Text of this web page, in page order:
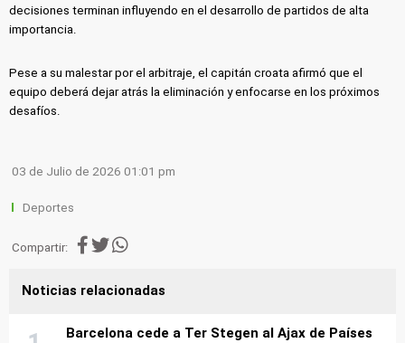
decisiones terminan influyendo en el desarrollo de partidos de alta
importancia.
Pese a su malestar por el arbitraje, el capitán croata afirmó que el
equipo deberá dejar atrás la eliminación y enfocarse en los próximos
desafíos.
03 de Julio de 2026 01:01 pm
Deportes
Compartir:
Noticias relacionadas
Barcelona cede a Ter Stegen al Ajax de Países